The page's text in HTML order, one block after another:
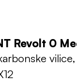
Revolt 0